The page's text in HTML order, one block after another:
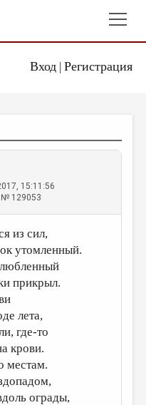
Вход| Регистрация
15:11:56
№ 129053
из сил,
утомленный.
прикрыл.
лета,
где-то
крови.
местам.
ограды,